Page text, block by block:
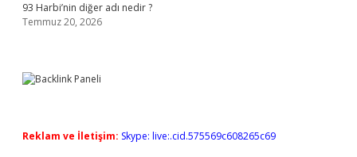
93 Harbi’nin diğer adı nedir ?
Temmuz 20, 2026
Reklam ve İletişim: Skype: live:.cid.575569c608265c69